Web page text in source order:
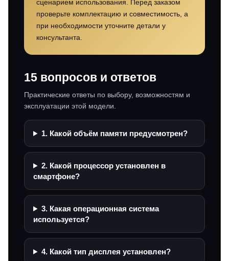
сценарием использования. Перед заказом
проверьте комплектацию и совместимость, а
при необходимости уточните детали у
консультанта.
15 вопросов и ответов
Практические ответы по выбору, возможностям и
эксплуатации этой модели.
1. Какой объём памяти предусмотрен?
2. Какой процессор установлен в
смартфоне?
3. Какая операционная система
используется?
4. Какой тип дисплея установлен?